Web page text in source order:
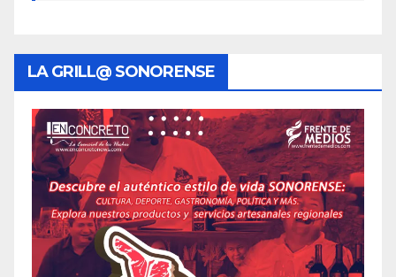
LA GRILL@ SONORENSE